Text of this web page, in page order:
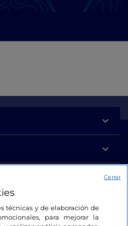
técnicas y de elaboración de
para mejorar la
Cerrar